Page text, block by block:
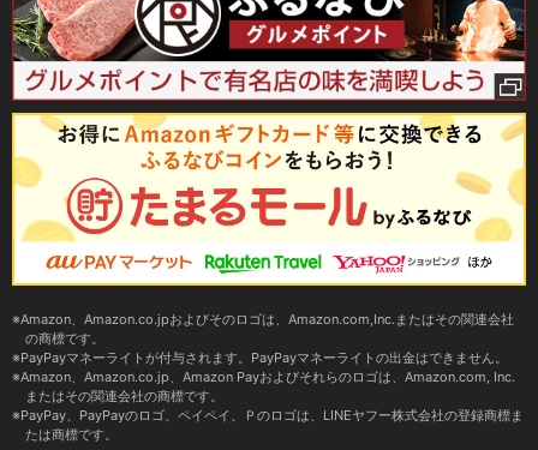
Amazon、Amazon.co.jpおよびそのロゴは、Amazon.com,Inc.またはその関連会社
の商標です。
PayPayマネーライトが付与されます。PayPayマネーライトの出金はできません。
Amazon、Amazon.co.jp、Amazon Payおよびそれらのロゴは、Amazon.com, Inc.
またはその関連会社の商標です。
PayPay、PayPayのロゴ、ペイペイ、Ｐのロゴは、LINEヤフー株式会社の登録商標ま
たは商標です。